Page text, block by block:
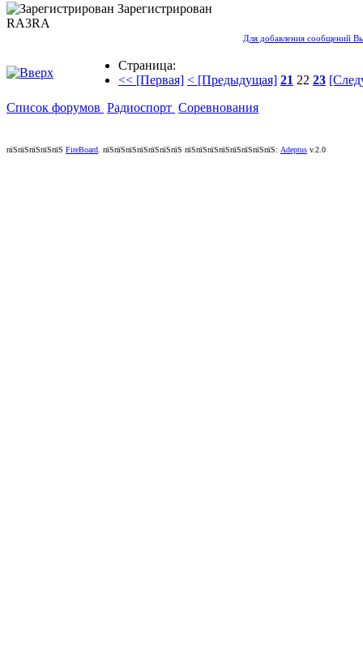
Зарегистрирован
RA3RA
Для добавления сообщений
Страница:
<< [Первая] < [Предыдущая] 21 22 23
Список форумов Радиоспорт Соревнования
пїЅпїЅпїЅпїЅпїЅ FireBoard пїЅпїЅпїЅпїЅпїЅпїЅпїЅ пїЅпїЅпїЅпїЅпїЅпїЅпїЅпїЅ: Adeptus v.2.0